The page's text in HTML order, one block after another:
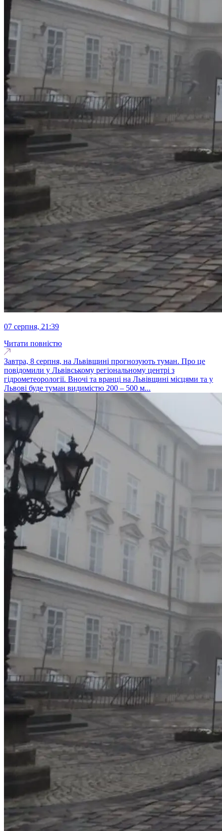
07 серпня, 21:39
Читати повністю
Завтра, 8 серпня, на Львівщині прогнозують туман. Про це
повідомили у Львівському регіональному центрі з
гідрометеорології. Вночі та вранці на Львівщині місцями та у
Львові буде туман видимістю 200 – 500 м...